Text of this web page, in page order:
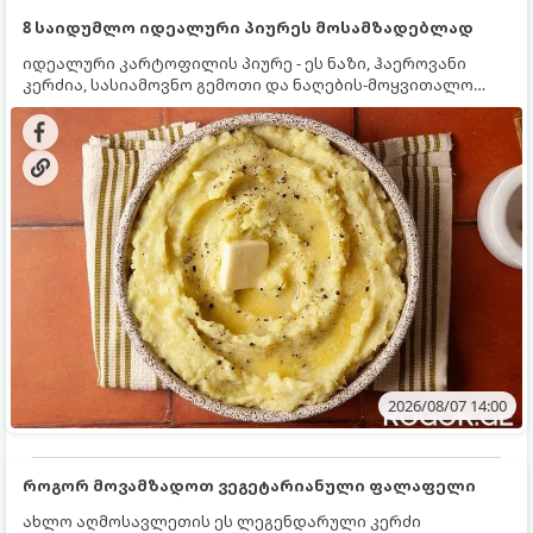
8 საიდუმლო იდეალური პიურეს მოსამზადებლად
იდეალური კარტოფილის პიურე - ეს ნაზი, ჰაეროვანი
კერძია, სასიამოვნო გემოთი და ნაღების-მოყვითალო
ფერით. მისი მომზადება ძალიან მარტივია, მაგრამ
არსებობს რამდენიმე საიდუმლო, რომლებიც უნდა
იცოდეთ, რომ პიურე იდეალურად გემრიელი გამოვიდეს.
2026/08/07 14:00
როგორ მოვამზადოთ ვეგეტარიანული ფალაფელი
ახლო აღმოსავლეთის ეს ლეგენდარული კერძი